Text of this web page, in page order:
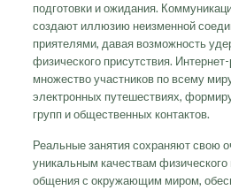
подготовки и ожидания.
создают иллюзию неизменной
приятелями, давая возможность
физического присутствия.
множество участников по всему
электронных путешествиях,
групп и общественных контактов.
Реальные занятия сохраняют свою
уникальным качествам физического
общения с окружающим миром,